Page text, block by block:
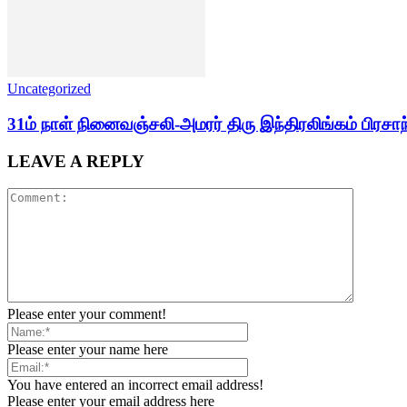
Uncategorized
31ம் நாள் நினைவஞ்சலி-அமரர் திரு இந்திரலிங்கம்
LEAVE A REPLY
Please enter your comment!
Please enter your name here
You have entered an incorrect email address!
Please enter your email address here